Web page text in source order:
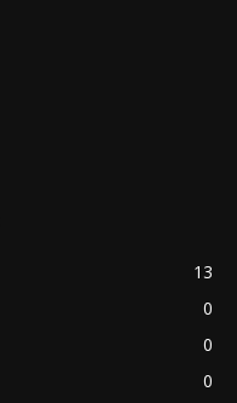
13
0
0
0